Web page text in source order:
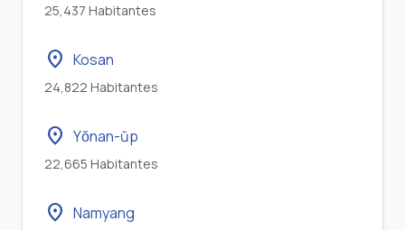
25,437 Habitantes
location_on Kosan
24,822 Habitantes
location_on Yŏnan-ŭp
22,665 Habitantes
location_on Namyang